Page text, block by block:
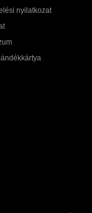
nyilatkozat